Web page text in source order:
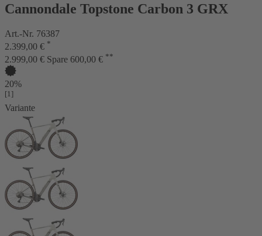
Cannondale Topstone Carbon 3 GRX
Art.-Nr. 76387
2.399,00 € *
2.999,00 € Spare 600,00 € **
20%
[1]
Variante